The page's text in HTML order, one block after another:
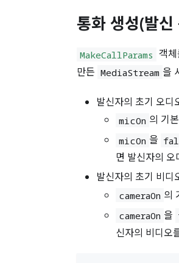
통화 생성(발신
MakeCallParams 객
만든 MediaStream 을
발신자의 초기 오디
micOn 의 기
micOn 을
면 발신자의 오
발신자의 초기 비디
cameraOn 의
cameraOn 을
신자의 비디오